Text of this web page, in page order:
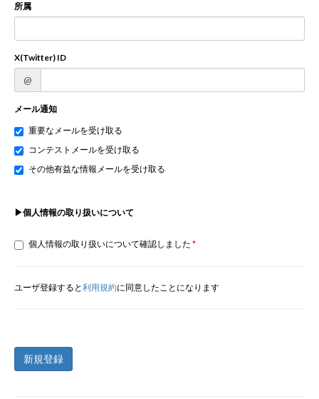
所属
X(Twitter) ID
@
メール通知
重要なメールを受け取る
コンテストメールを受け取る
その他有益な情報メールを受け取る
▶個人情報の取り扱いについて
個人情報の取り扱いについて確認しました
ユーザ登録すると利用規約に同意したことになります
新規登録